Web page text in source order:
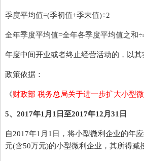
季度平均值=(季初值+季末值)÷2
全年季度平均值=全年各季度平均值之和
年度中间开业或者终止经营活动的，以
政策依据：
《财政部 税务总局关于进一步扩大小型
5、2017年1月1日至2017年12月31日
自2017年1月1日，将小型微利企业的年
元(含50万元)的小型微利企业，其所得